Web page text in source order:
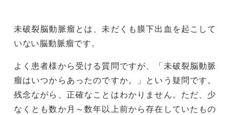
未破裂脳動脈瘤とは、未だくも膜下出血を起こして
いない脳動脈瘤です。
よく患者様から受ける質問ですが、「未破裂脳動脈
瘤はいつからあったのですか。」という疑問です。
残念ながら、正確なことはわかりません。ただ、少
なくとも数か月～数年以上前から存在していたもの